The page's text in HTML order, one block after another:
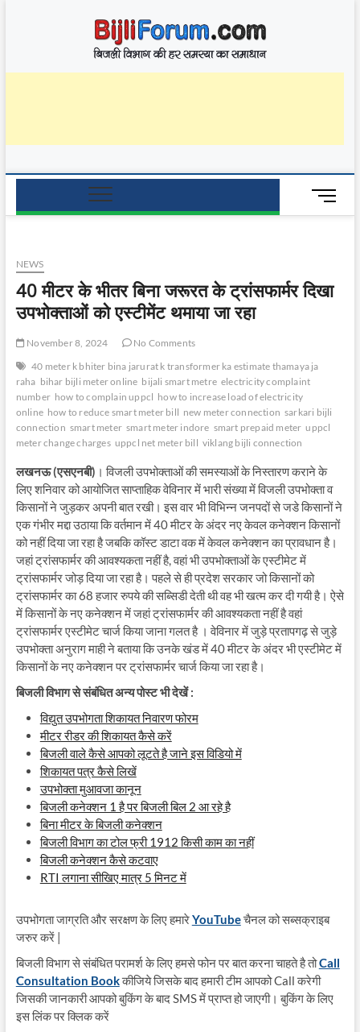
M
e
u
t
NEWS
40 मीटर के भीतर बिना जरूरत के ट्रांसफार्मर दिखा
उपभोक्ताओं को एस्टीमेंट थमाया जा रहा
November 8, 2024
No Comments
40 meter k bhiter bina jarurat k transformer ka estimate thamaya ja
raha bihar bijli meter online bijali smart metre electricity complaint
number how to complain uppcl how to increase load of electricity
online how to reduce smart meter bill new meter connection sarkari bijli
connection smart meter smart meter indore smart prepaid meter uppcl
meter change charges uppcl net meter bill viklang bijli connection
लखनऊ (एसएनबी) । विजली उपभोक्ताओं की समस्याओं के निस्तारण कराने के
लिए शनिवार को आयोजित साप्ताहिक वेविनार में भारी संख्या में विजली उपभोक्ता व
किसानों ने जुड़कर अपनी बात रखी। इस वार भी विभिन्न जनपदों से जडे किसानों ने
एक गंभीर मद्दा उठाया कि वर्तमान में 40 मीटर के अंदर नए केवल कनेक्शन किसानों
को नहीं दिया जा रहा है जबकि कॉस्ट डाटा वक में केवल कनेक्शन का प्रावधान है।
जहां ट्रांसफार्मर की आवश्यकता नहीं है, वहां भी उपभोक्ताओं के एस्टीमेट में
ट्रांसफार्मर जोड़ दिया जा रहा है। पहले से ही प्रदेश सरकार जो किसानों को
ट्रांसफार्मर का 68 हजार रुपये की सब्सिडी देती थी वह भी खत्म कर दी गयी है। ऐसे
में किसानों के नए कनेक्शन में जहां ट्रांसफार्मर की आवश्यकता नहीं है वहां
ट्रांसफार्मर एस्टीमेट चार्ज किया जाना गलत है । वेविनार में जुड़े प्रतापगढ़ से जुड़े
उपभोक्ता अनुराग माही ने बताया कि उनके खंड में 40 मीटर के अंदर भी एस्टीमेट में
किसानों के नए कनेक्शन पर ट्रांसफार्मर चार्ज किया जा रहा है।
बिजली विभाग से संबंधित अन्य पोस्ट भी देखें :
विद्युत उपभोगता शिकायत निवारण फोरम
मीटर रीडर की शिकायत कैसे करें
बिजली वाले कैसे आपको लूटते है जाने इस विडियो में
शिकायत पत्र कैसे लिखें
उपभोक्ता मुआवजा कानून
बिजली कनेक्शन 1 है पर बिजली बिल 2 आ रहे है
बिना मीटर के बिजली कनेक्शन
बिजली विभाग का टोल फ्री 1912 किसी काम का नहीं
बिजली कनेक्शन कैसे कटवाए
RTI लगाना सीखिए मात्र 5 मिनट में
उपभोगता जाग्रति और सरक्षण के लिए हमारेYouTubeचैनल को सब्सक्राइब
जरुर करें |
बिजली विभाग से संबंधित परामर्श के लिए हमसे फोन पर बात करना चाहते है तोCall
Consultation Bookकीजिये जिसके बाद हमारी टीम आपको Call करेगी
जिसकी जानकारी आपको बुकिंग के बाद SMS में प्राप्त हो जाएगी। बुकिंग के लिए
इस लिंक पर क्लिक करें